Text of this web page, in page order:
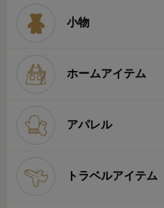
小物
ホームアイテム
アパレル
トラベルアイテム